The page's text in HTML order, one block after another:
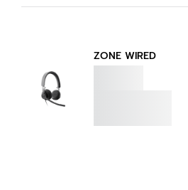
ZONE WIRED